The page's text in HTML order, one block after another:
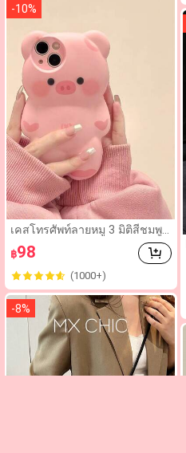
-10%
เคสโทรศัพท์ลายหมู 3 มิติสีชมพูสุ
ดน่ารักสไตล์เกาหลีสำหรับ IPho
ne 14 Pro Max/13/12/11 กันน้ำ
กันกระแทก กันตก กันรอยขีดข่ว
น ของขวัญฤดูใบไม้ผลิ งานเลี้ยง
วันเกิด
฿98
(1000+)
-8%